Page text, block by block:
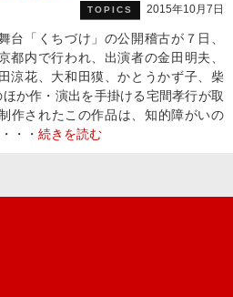
TOPICS 2015年10月7日
台「くちづけ」の公開稽古が７日、
都内で行われ、出演者の金田明夫、
涼花、大和田獏、かとうかず子、柴
か作・演出を手掛ける宅間孝行が取
されたこの作品は、知的障がいの
・・ 続きを読む